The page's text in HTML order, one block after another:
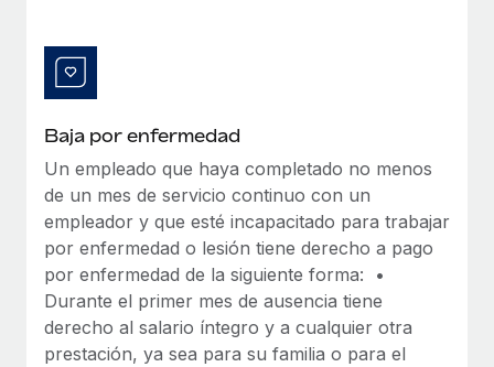
Baja por enfermedad
Un empleado que haya completado no menos
de un mes de servicio continuo con un
empleador y que esté incapacitado para trabajar
por enfermedad o lesión tiene derecho a pago
por enfermedad de la siguiente forma: •
Durante el primer mes de ausencia tiene
derecho al salario íntegro y a cualquier otra
prestación, ya sea para su familia o para el